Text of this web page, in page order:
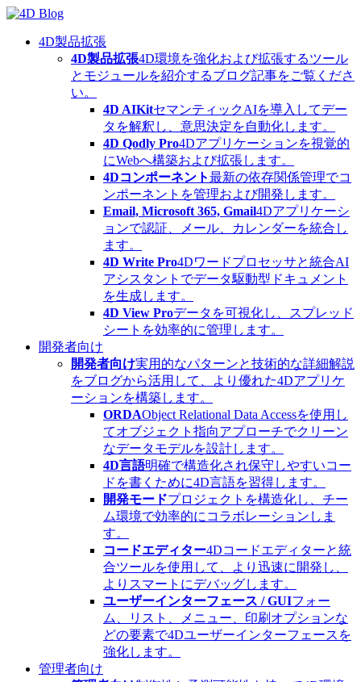
Skip
content4D製品拡張
4D製品拡張4D環境を強化および拡張するツール
とモジュールを紹介するブログ記事をご覧くださ
い。
4D AIKitセマンティックAIを導入してデー
タを解釈し、意思決定を自動化します。
4D Qodly Pro4Dアプリケーションを視覚的
にWebへ構築および拡張します。
4Dコンポーネント最新の依存関係管理でコ
ンポーネントを管理および開発します。
Email, Microsoft 365, Gmail4Dアプリケーシ
ョンで認証、メール、カレンダーを統合し
ます。
4D Write Pro4Dワードプロセッサと統合AI
アシスタントでデータ駆動型ドキュメント
を生成します。
4D View Proデータを可視化し、スプレッド
シートを効率的に管理します。
開発者向け
開発者向け実用的なパターンと技術的な詳細解説
をブログから活用して、より優れた4Dアプリケ
ーションを構築します。
ORDAObject Relational Data Accessを使用し
てオブジェクト指向アプローチでクリーン
なデータモデルを設計します。
4D言語明確で構造化され保守しやすいコー
ドを書くために4D言語を習得します。
開発モードプロジェクトを構造化し、チー
ム環境で効率的にコラボレーションしま
す。
コードエディター4Dコードエディターと統
合ツールを使用して、より迅速に開発し、
よりスマートにデバッグします。
ユーザーインターフェース / GUIフォー
ム、リスト、メニュー、印刷オプションな
どの要素で4Dユーザーインターフェースを
強化します。
管理者向け